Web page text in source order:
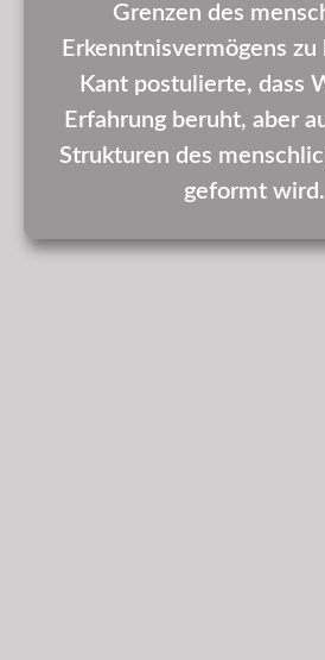
Grenzen des
Erkenntnisvermögens
Kant postulierte, dass
Erfahrung beruht, aber
Strukturen des
geformt wird.